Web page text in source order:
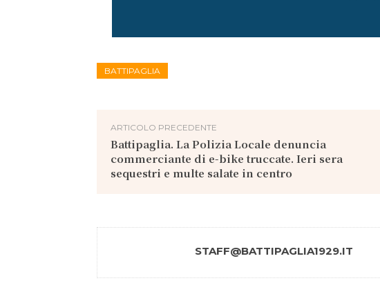
BATTIPAGLIA
ARTICOLO PRECEDENTE
Battipaglia. La Polizia Locale denuncia
commerciante di e-bike truccate. Ieri sera
sequestri e multe salate in centro
STAFF@BATTIPAGLIA1929.IT